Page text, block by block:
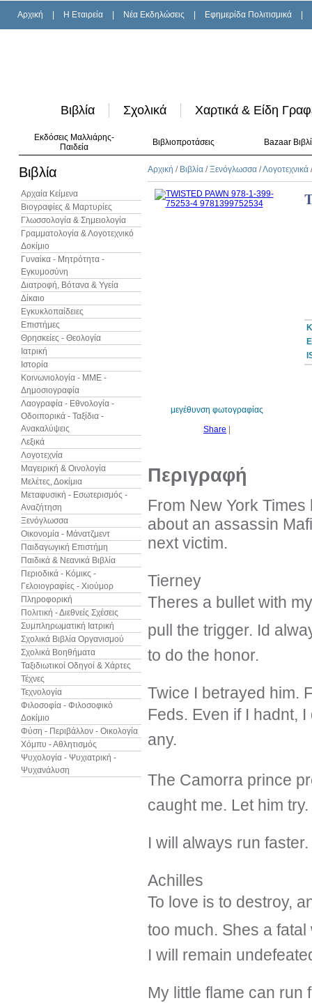
Αρχική H Εταιρεία Νέα Εκδηλώσεις Εφημερίδα Πολιτισμικά
Βιβλία Σχολικά Χαρτικά & Είδη
Εκδόσεις Μαλλιάρης-
Παιδεία
Βιβλιοπροτάσεις Bazaar
Βιβλία
Αρχαία Κείμενα
Βιογραφίες & Μαρτυρίες
Γλωσσολογία & Σημειολογία
Γραμματολογία & Λογοτεχνικό
Δοκίμιο
Γυναίκα - Μητρότητα -
Εγκυμοσύνη
Διατροφή, Βότανα & Υγεία
Δίκαιο
Εγκυκλοπαίδειες
Επιστήμες
Θρησκείες - Θεολογία
Ιατρική
Ιστορία
Κοινωνιολογία - ΜΜΕ -
Δημοσιογραφία
Λαογραφία - Εθνολογία -
Οδοιπορικά - Ταξίδια -
Ανακαλύψεις
Λεξικά
Λογοτεχνία
Μαγειρική & Οινολογία
Μελέτες, Δοκίμια
Μεταφυσική - Εσωτερισμός -
Αναζήτηση
Ξενόγλωσσα
Οικονομία - Μάνατζμεντ
Παιδαγωγική Επιστήμη
Παιδικά & Νεανικά Βιβλία
Περιοδικά - Κόμικς -
Γελοιογραφίες - Χιούμορ
Πληροφορική
Πολιτική - Διεθνείς Σχέσεις
Συμπληρωματική Ιατρική
Σχολικά Βιβλία Οργανισμού
Σχολικά Βοηθήματα
Ταξιδιωτικοί Οδηγοί & Χάρτες
Τέχνες
Τεχνολογία
Φιλοσοφία - Φιλοσοφικό
Δοκίμιο
Φύση - Περιβάλλον - Οικολογία
Χόμπυ - Αθλητισμός
Ψυχολογία - Ψυχιατρική -
Ψυχανάλυση
Αρχική / Βιβλία /Ξενόγλωσσα /Λογοτεχνικά
μεγέθυνση φωτογραφίας
Share
Περιγραφή
From New York
about an assassin
next victim.
Tierney
Theres a bullet with
pull the trigger. Id
to do the honor.
Twice I betrayed him.
Feds. Even if I
any.
The Camorra prince
caught me. Let him
I will always run faster.
Achilles
To love is to destroy,
too much. Shes a
I will remain
My little flame can run